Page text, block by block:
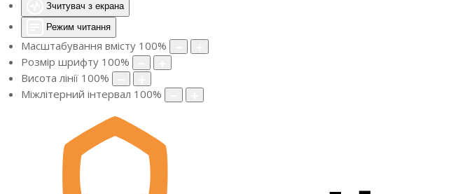
Зчитувач з екрана
Режим читання
Масштабування вмісту 100%
Розмір шрифту 100%
Висота лінії 100%
Міжлітерний інтервал 100%